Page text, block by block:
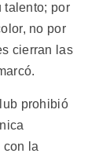
talento; por
no por
cierran las
prohibió
con la